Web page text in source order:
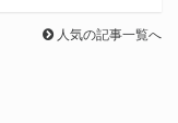
人気の記事一覧へ